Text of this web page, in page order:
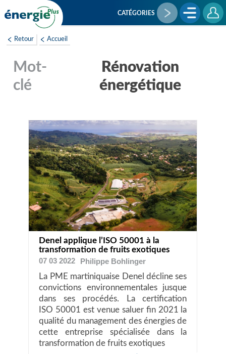
au
CATÉGORIES
Retour Accueil
Rénovation
énergétique
Denel applique l’ISO 50001 à la
transformation de fruits exotiques
07 03 2022
Philippe Bohlinger
La PME martiniquaise Denel décline ses
convictions environnementales jusque
dans ses procédés. La certification
ISO 50001 est venue saluer fin 2021 la
qualité du management des énergies de
cette entreprise spécialisée dans la
transformation de fruits exotiques